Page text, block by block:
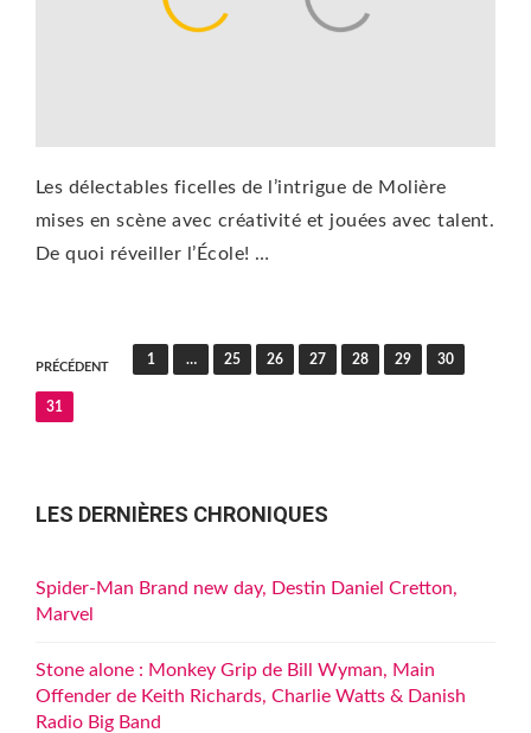
Les délectables ficelles de l’intrigue de Molière
mises en scène avec créativité et jouées avec talent.
De quoi réveiller l’École! …
Pagination
des
publications
PRÉCÉDENT
1 … 25 26 27 28 29 30
31
LES DERNIÈRES CHRONIQUES
Spider-Man Brand new day, Destin Daniel Cretton,
Marvel
Stone alone : Monkey Grip de Bill Wyman, Main
Offender de Keith Richards, Charlie Watts & Danish
Radio Big Band